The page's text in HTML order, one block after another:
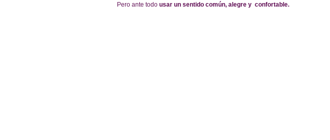
Pero ante todo usar un sentido común, alegre y  confortable.